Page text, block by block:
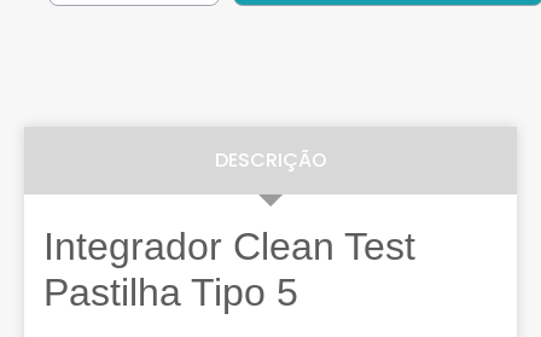
DESCRIÇÃO
Integrador Clean Test
Pastilha Tipo 5